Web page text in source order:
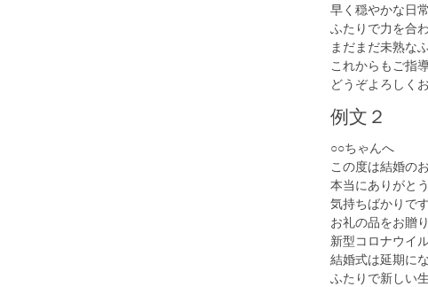
早く穏やかな日
ふたりで力を合
まだまだ未熟な
これからもご指
どうぞよろしく
例文２
○○ちゃんへ
この度は結婚の
本当にありがと
気持ちばかりで
お礼の品をお贈
新型コロナウイ
結婚式は延期に
ふたりで新しい